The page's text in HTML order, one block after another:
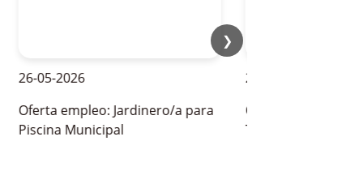
❯
26-05-2026
Oferta empleo: Jardinero/a para
Piscina Municipal
28-05-2026
OFERTAS DE EMPLEO